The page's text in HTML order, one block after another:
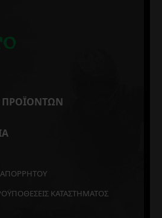
ΠΡΟΪΟΝΤΩΝ
ΑΠΟΡΡΗΤΟΥ
ΚΑΤΑΣΤΗΜΑΤΟΣ